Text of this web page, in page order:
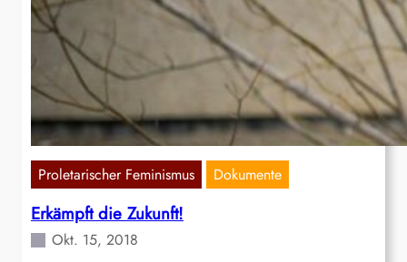
Proletarischer Feminismus Dokumente
Erkämpft die Zukunft!
Okt. 15, 2018